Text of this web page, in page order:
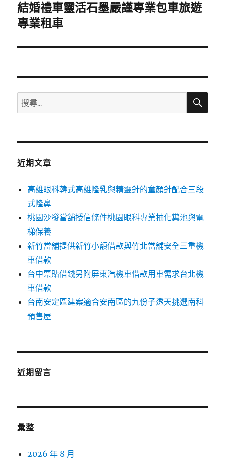
下
一
文
結婚禮車靈活石墨嚴謹專業包車旅遊
專業租車
搜
尋
鍵
搜
近期文章
高雄眼科韓式高雄隆乳與精靈針的童顏針配合三段
式隆鼻
桃園沙發當舖授信條件桃園眼科專業抽化糞池與電
梯保養
新竹當舖提供新竹小額借款與竹北當舖安全三重機
車借款
台中票貼借錢另附屏東汽機車借款用車需求台北機
車借款
台南安定區建案適合安南區的九份子透天挑選南科
預售屋
近期留言
彙整
2026 年 8 月